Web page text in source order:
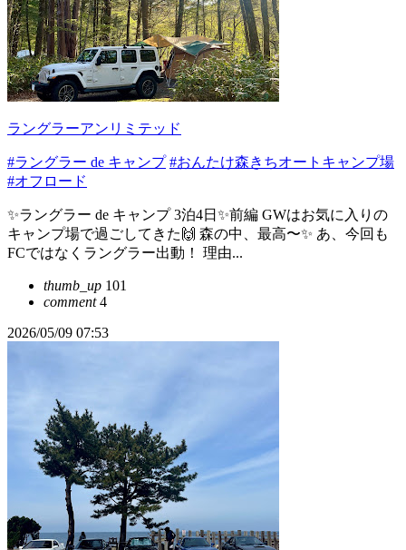
ラングラーアンリミテッド
#ラングラー de キャンプ #おんたけ森きちオートキャンプ場
#オフロード
✨ラングラー de キャンプ 3泊4日✨前編 GWはお気に入りの
キャンプ場で過ごしてきた🙌 森の中、最高〜✨ あ、今回も
FCではなくラングラー出動！ 理由...
thumb_up 101
comment4
2026/05/09 07:53